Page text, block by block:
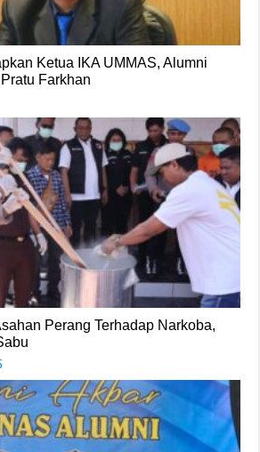
Ketua IKA UMMAS, Alumni
Farkhan
Perang Terhadap Narkoba,